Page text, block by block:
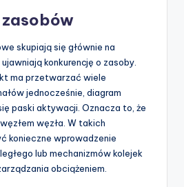
skupiają się głównie na
konkurencję o zasoby.
ma przetwarzać wiele
jednocześnie, diagram
paski aktywacji. Oznacza to, że
węzła. W takich
konieczne wprowadzenie
lub mechanizmów kolejek
obciążeniem.